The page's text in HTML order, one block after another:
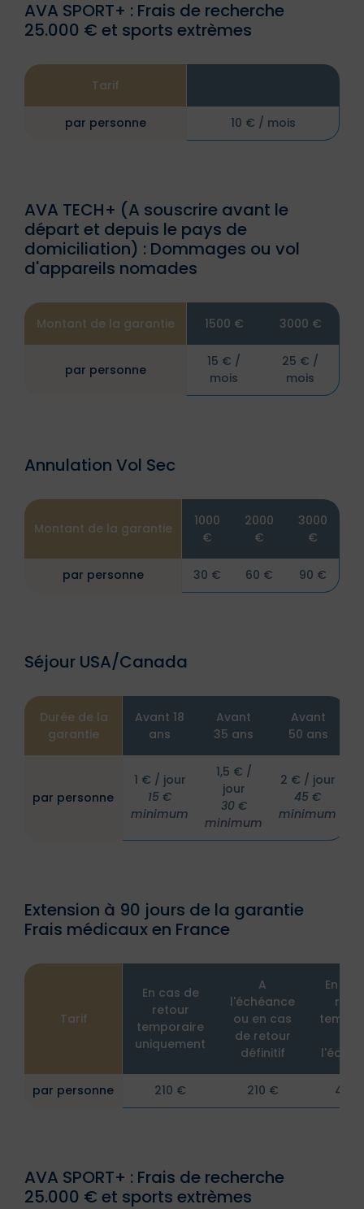
AVA SPORT+ : Frais de recherche
25.000 € et sports extrèmes
Tarif
par personne 10 € / mois
AVA TECH+ (A souscrire avant le
départ et depuis le pays de
domiciliation) : Dommages ou vol
d'appareils nomades
Montant de la garantie 1500 € 3000 €
par personne
15 € /
mois
25 € /
mois
Annulation Vol Sec
Montant de la garantie
1000
€
2000
€
3000
€
par personne 30 € 60 € 90 €
Séjour USA/Canada
Durée de la
garantie
Avant 18
ans
Avant
35 ans
Avant
50 ans
par personne
1 € / jour
15 €
minimum
1,5 € /
jour
30 €
minimum
2 € / jour
45 €
minimum
Extension à 90 jours de la garantie
Frais médicaux en France
Tarif
En cas de
retour
temporaire
uniquement
A
l'échéance
ou en cas
de retour
définitif
En
par personne 210 € 210 € 420
AVA SPORT+ : Frais de recherche
25.000 € et sports extrèmes